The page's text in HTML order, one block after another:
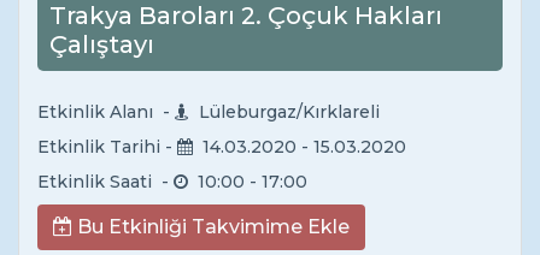
Trakya Baroları 2. Çoçuk Hakları
Çalıştayı
Etkinlik Alanı -
Lüleburgaz/Kırklareli
Etkinlik Tarihi -
14.03.2020 - 15.03.2020
Etkinlik Saati -
10:00 - 17:00
Bu Etkinliği Takvimime Ekle